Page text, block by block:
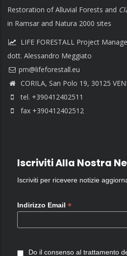
Restoration of Alluvial Forests and
in Ramsar and Natura 2000 sites
LIFE FORESTALL Project
dott. Alessandro Meggiato
CORILA, San Polo 19, 30125
tel. +390412402511
fax +390412402512
Iscriviti Alla Nostra
Iscriviti per ricevere notizie
Indirizzo Email *
Do il consenso al trattamento